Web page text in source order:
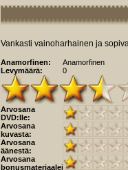
Vankasti vainoharhainen ja
Anamorfinen:
Anamorfinen
Levymäärä:
0
Arvosana
DVD:lle:
Arvosana
kuvasta:
Arvosana
äänestä:
Arvosana
bonusmateriaaleista: